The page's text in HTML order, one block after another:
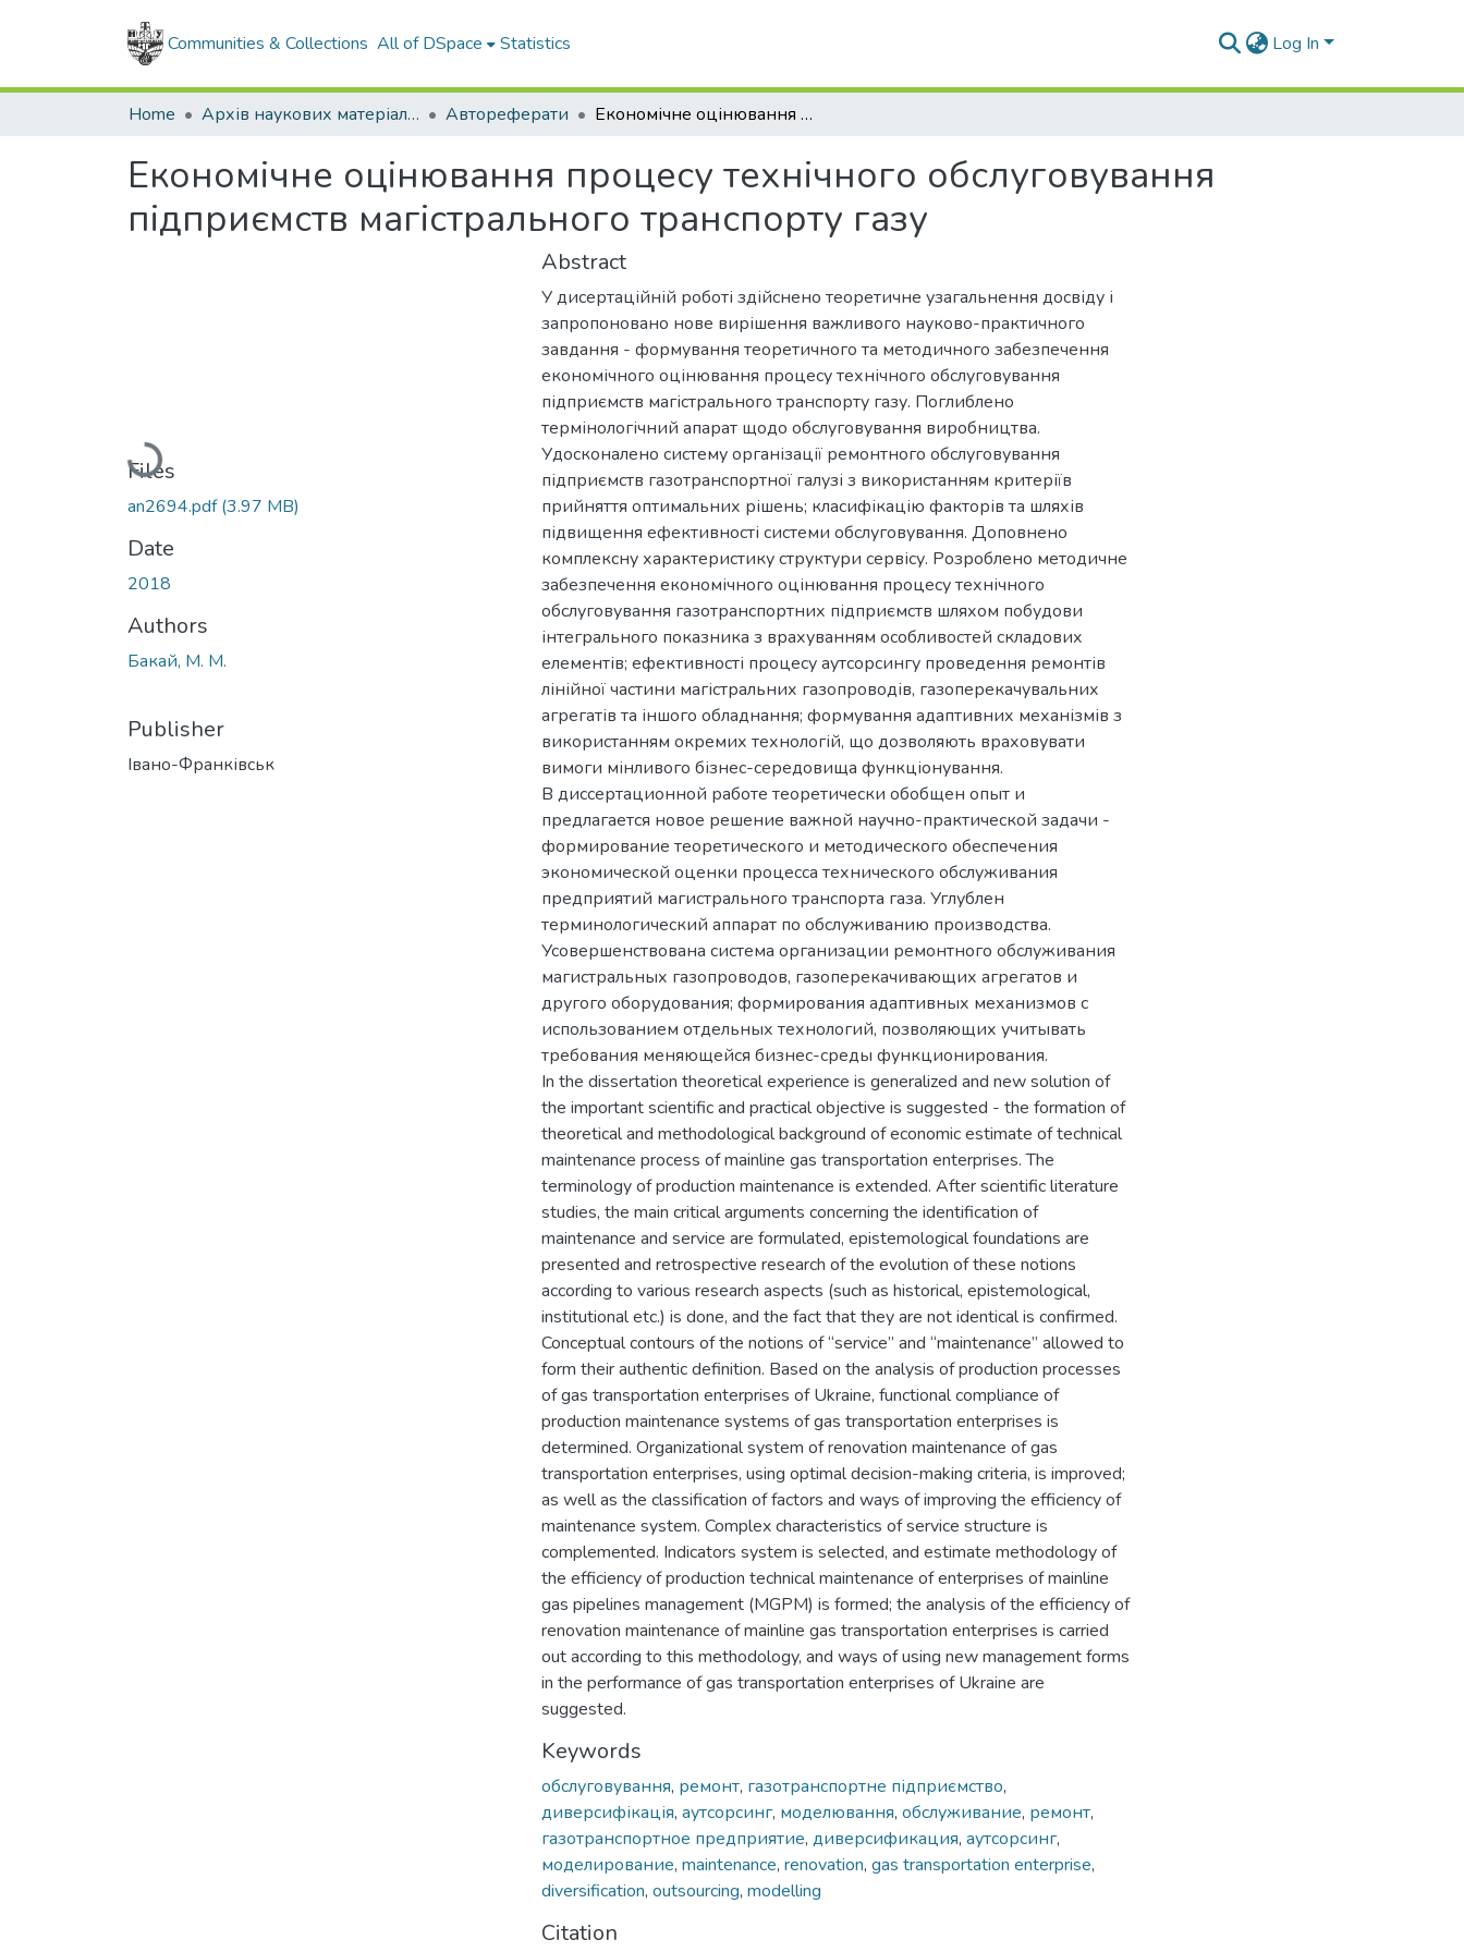
Communities & Collections All of DSpace Statistics Log In
Home Архів наукових матеріалів Автореферати Економічне оцінювання процесу технічного обслуговування підприємств магістрального транспорту газу
Економічне оцінювання процесу технічного обслуговування
підприємств магістрального транспорту газу
Loading...
Files
an2694.pdf(3.97 MB)
Date
2018
Authors
Бакай, М. М.
Publisher
Івано-Франківськ
Abstract
У дисертаційній роботі здійснено теоретичне узагальнення досвіду і
запропоновано нове вирішення важливого науково-практичного
завдання - формування теоретичного та методичного забезпечення
економічного оцінювання процесу технічного обслуговування
підприємств магістрального транспорту газу. Поглиблено
термінологічний апарат щодо обслуговування виробництва.
Удосконалено систему організації ремонтного обслуговування
підприємств газотранспортної галузі з використанням критеріїв
прийняття оптимальних рішень; класифікацію факторів та шляхів
підвищення ефективності системи обслуговування. Доповнено
комплексну характеристику структури сервісу. Розроблено методичне
забезпечення економічного оцінювання процесу технічного
обслуговування газотранспортних підприємств шляхом побудови
інтегрального показника з врахуванням особливостей складових
елементів; ефективності процесу аутсорсингу проведення ремонтів
лінійної частини магістральних газопроводів, газоперекачувальних
агрегатів та іншого обладнання; формування адаптивних механізмів з
використанням окремих технологій, що дозволяють враховувати
вимоги мінливого бізнес-середовища функціонування.
В диссертационной работе теоретически обобщен опыт и
предлагается новое решение важной научно-практической задачи -
формирование теоретического и методического обеспечения
экономической оценки процесса технического обслуживания
предприятий магистрального транспорта газа. Углублен
терминологический аппарат по обслуживанию производства.
Усовершенствована система организации ремонтного обслуживания
магистральных газопроводов, газоперекачивающих агрегатов и
другого оборудования; формирования адаптивных механизмов с
использованием отдельных технологий, позволяющих учитывать
требования меняющейся бизнес-среды функционирования.
In the dissertation theoretical experience is generalized and new solution of
the important scientific and practical objective is suggested - the formation of
theoretical and methodological background of economic estimate of technical
maintenance process of mainline gas transportation enterprises. The
terminology of production maintenance is extended. After scientific literature
studies, the main critical arguments concerning the identification of
maintenance and service are formulated, epistemological foundations are
presented and retrospective research of the evolution of these notions
according to various research aspects (such as historical, epistemological,
institutional etc.) is done, and the fact that they are not identical is confirmed.
Conceptual contours of the notions of “service” and “maintenance” allowed to
form their authentic definition. Based on the analysis of production processes
of gas transportation enterprises of Ukraine, functional compliance of
production maintenance systems of gas transportation enterprises is
determined. Organizational system of renovation maintenance of gas
transportation enterprises, using optimal decision-making criteria, is improved;
as well as the classification of factors and ways of improving the efficiency of
maintenance system. Complex characteristics of service structure is
complemented. Indicators system is selected, and estimate methodology of
the efficiency of production technical maintenance of enterprises of mainline
gas pipelines management (MGPM) is formed; the analysis of the efficiency of
renovation maintenance of mainline gas transportation enterprises is carried
out according to this methodology, and ways of using new management forms
in the performance of gas transportation enterprises of Ukraine are
suggested.
Keywords
обслуговування, ремонт, газотранспортне підприємство,
диверсифікація, аутсорсинг, моделювання, обслуживание, ремонт,
газотранспортное предприятие, диверсификация, аутсорсинг,
моделирование, maintenance, renovation, gas transportation enterprise,
diversification, outsourcing, modelling
Citation